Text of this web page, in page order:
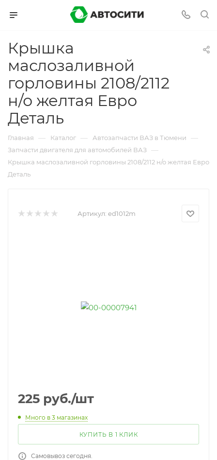
Крышка
маслозаливной
горловины 2108/2112
н/о желтая Евро
Деталь
Главная — Каталог — Автозапчасти ВАЗ в Тюмени —
Запчасти двигателя для автомобилей ВАЗ —
Крышка маслозаливной горловины 2108/2112 н/о желтая Евро
Деталь
Артикул: ed1012m
225 руб./шт
Много в 3 магазинах
КУПИТЬ В 1 КЛИК
Самовывоз сегодня.